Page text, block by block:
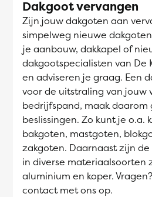
Dakgoot vervangen
Zijn jouw dakgoten aan
simpelweg nieuwe
je aanbouw, dakkapel of
dakgootspecialisten van De
en adviseren je graag. Een
voor de uitstraling van jouw
bedrijfspand, maak daarom
beslissingen. Zo kunt je o.a.
bakgoten, mastgoten,
zakgoten. Daarnaast zijn
in diverse materiaalsoorten
aluminium en koper.
contact met ons op.